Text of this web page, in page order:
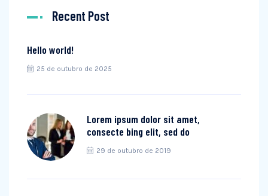
Recent Post
Hello world!
25 de outubro de 2025
Lorem ipsum dolor sit amet,
consecte bing elit, sed do
29 de outubro de 2019